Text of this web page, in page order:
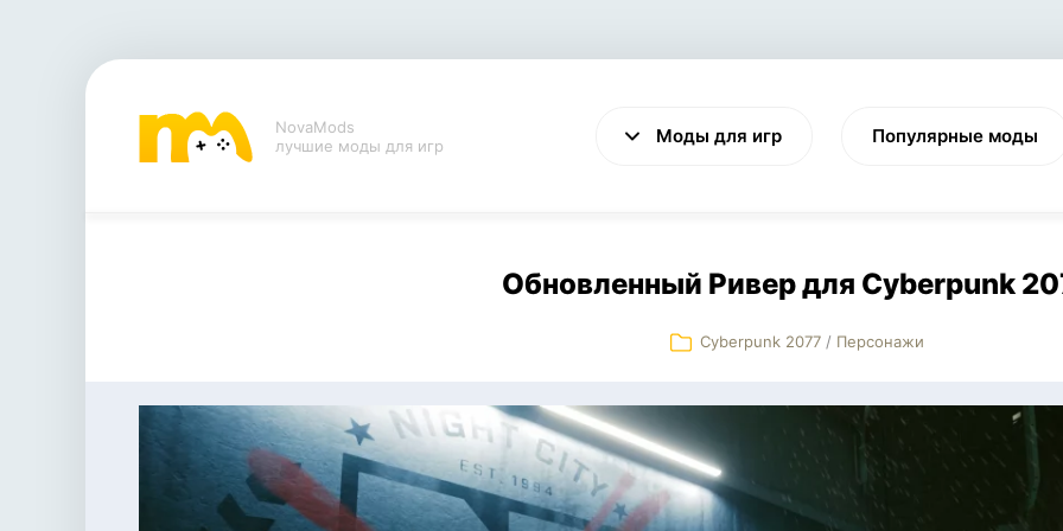
NovaMods
лучшие моды для игр
Моды для игр
VALHEIM CYBERPUNK 2077
Популярные моды
Обновленный Ривер для Cyberpunk
Cyberpunk 2077 / Персонажи